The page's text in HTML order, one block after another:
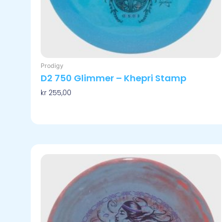
Prodigy
D2 750 Glimmer – Khepri Stamp
kr 255,00
produktet
har
varianter.
Alternativene